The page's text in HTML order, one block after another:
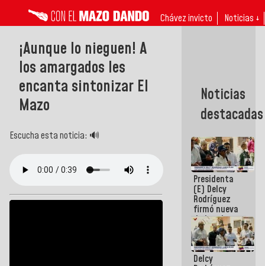
Chávez invicto Noticias ↓
¡Aunque lo nieguen! A
los amargados les
encanta sintonizar El
Mazo
Escucha esta noticia: 🔊
Noticias
destacadas
Presidenta
(E) Delcy
Rodríguez
firmó nueva
de Ley de
Arrendamiento
aprobada
por la AN
Delcy